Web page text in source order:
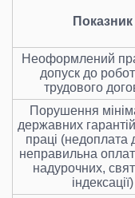
Показник
Неоформлений
допуск до
трудового
Порушення
державних
праці
неправильна
надурочних,
індексації)